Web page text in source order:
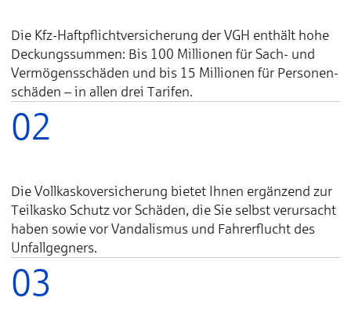
Die Kfz-Haft­pflicht­­ver­sich­erung der VGH enthält hohe
Deckungs­sum­men: Bis 100 Millionen für Sach- und
Ver­mö­gens­schä­den und bis 15 Millionen für Per­so­nen­
schä­den – in allen drei Tarifen.
02
Die Vollkaskover­sicherung bietet Ihnen ergänzend zur
Teilkasko Schutz vor Schäden, die Sie selbst verursacht
haben sowie vor Vandalismus und Fahrer­flucht des
Unfall­gegners.
03